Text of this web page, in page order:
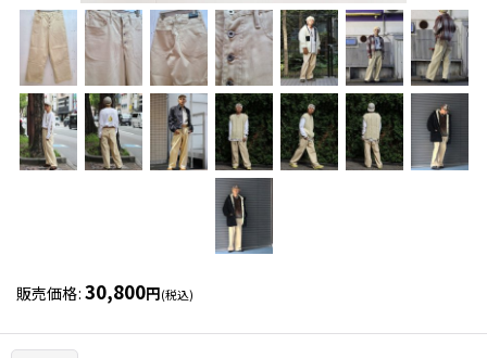
販売価格: 30,800円(税込)